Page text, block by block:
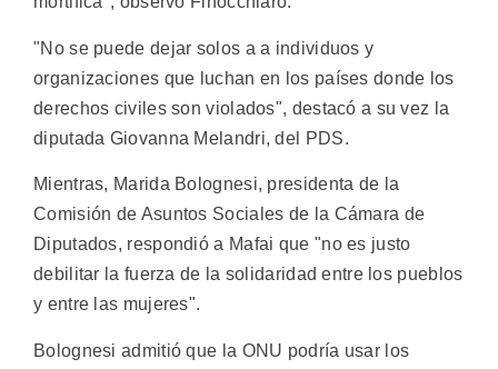
"No se puede dejar solos a a individuos y
organizaciones que luchan en los países donde los
derechos civiles son violados", destacó a su vez la
diputada Giovanna Melandri, del PDS.
Mientras, Marida Bolognesi, presidenta de la
Comisión de Asuntos Sociales de la Cámara de
Diputados, respondió a Mafai que "no es justo
debilitar la fuerza de la solidaridad entre los pueblos
y entre las mujeres".
Bolognesi admitió que la ONU podría usar los